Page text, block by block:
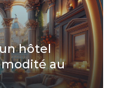
hôtel
au